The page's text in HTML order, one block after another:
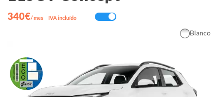
340€/ mes · IVA incluído
Blanco